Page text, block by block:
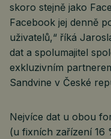
skoro stejně jako
Facebook jej denně
uživatelů,“ říká
dat a spolumajitel
exkluzivním
Sandvine v České
Nejvíce dat u obou
(u fixních zařízení 16